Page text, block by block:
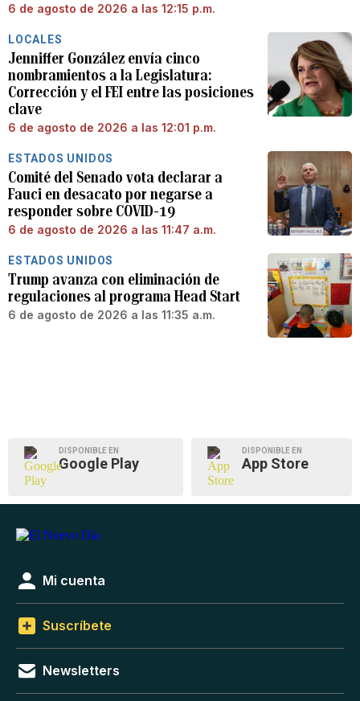
6 de agosto de 2026 a las 12:15 p.m.
LOCALES
Jenniffer González envía cinco
nombramientos a la Legislatura:
Corrección y el FEI entre las posiciones
clave
6 de agosto de 2026 a las 12:01 p.m.
ESTADOS UNIDOS
Comité del Senado vota declarar a
Fauci en desacato por negarse a
responder sobre COVID-19
6 de agosto de 2026 a las 11:47 a.m.
ESTADOS UNIDOS
Trump avanza con eliminación de
regulaciones al programa Head Start
6 de agosto de 2026 a las 11:35 a.m.
DISPONIBLE EN
Google Play
DISPONIBLE EN
App Store
Mi cuenta
Suscríbete
Newsletters